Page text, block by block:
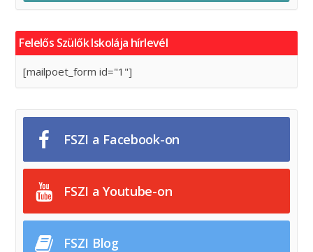
Felelős Szülők Iskolája hírlevél
[mailpoet_form id="1"]
FSZI a Facebook-on
FSZI a Youtube-on
FSZI Blog